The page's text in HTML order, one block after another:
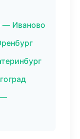
— Иваново
—